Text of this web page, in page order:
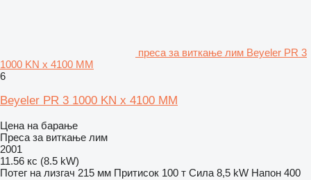
преса за виткање лим Beyeler PR 3
1000 KN x 4100 MM
6
Beyeler PR 3 1000 KN x 4100 MM
Цена на барање
Преса за виткање лим
2001
11.56 кс (8.5 kW)
Потег на лизгач 215 мм Притисок 100 т Сила 8,5 kW Напон 400